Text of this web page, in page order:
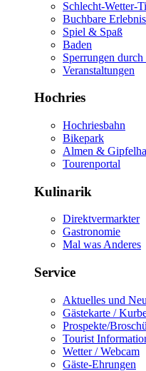
Schlecht-Wetter-
Buchbare
Spiel & Spaß
Baden
Sperrungen
Veranstaltungen
Hochries
Hochriesbahn
Bikepark
Almen &
Tourenportal
Kulinarik
Direktvermarkter
Gastronomie
Mal was Anderes
Service
Aktuelles und
Gästekarte /
Prospekte/
Tourist
Wetter / Webcam
Gäste-Ehrungen